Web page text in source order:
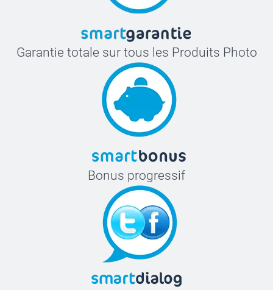
Garantie totale sur tous les Produits Photo
Bonus progressif